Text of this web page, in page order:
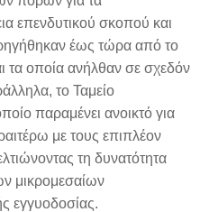
επενδυτικού σκοπού και
έως τώρα από το
τα οποία ανήλθαν σε σχεδόν
το Ταμείο
παραμένει ανοικτό για
με τους επιπλέον
τη δυνατότητα
μικρομεσαίων
εγγυοδοσίας.